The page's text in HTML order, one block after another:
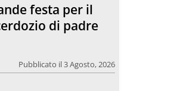
festa per il
di padre
Pubblicato il 3 Agosto, 2026